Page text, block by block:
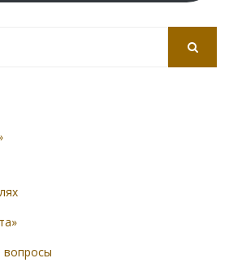
вопросы